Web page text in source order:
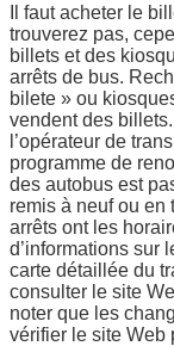
Il faut acheter le
trouverez pas,
billets et des
arrêts de bus.
bilete » ou
vendent des
l’opérateur de
programme de
des autobus est
remis à neuf ou en
arrêts ont les
d’informations sur
carte détaillée du
consulter le site
noter que les
vérifier le site Web